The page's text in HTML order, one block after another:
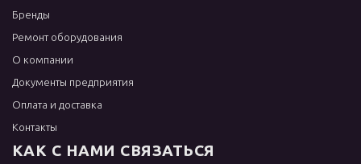
Бренды
Ремонт оборудования
О компании
Документы предприятия
Оплата и доставка
Контакты
КАК С НАМИ СВЯЗАТЬСЯ